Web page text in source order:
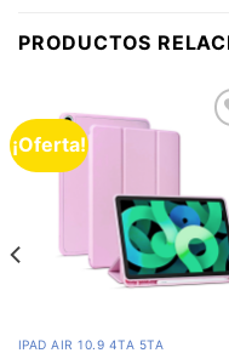
PRODUCTOS
¡Oferta!
IPAD AIR 10.9 4TA 5TA